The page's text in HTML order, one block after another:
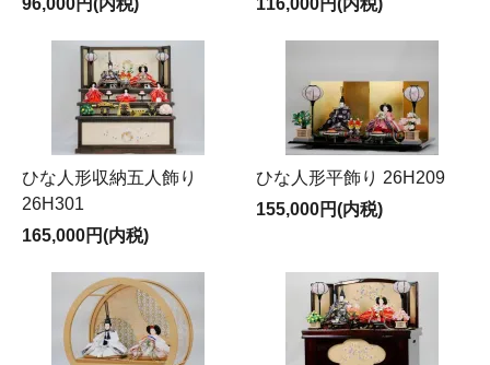
96,000円(内税)
116,000円(内税)
ひな人形収納五人飾り
26H301
165,000円(内税)
ひな人形平飾り 26H209
155,000円(内税)